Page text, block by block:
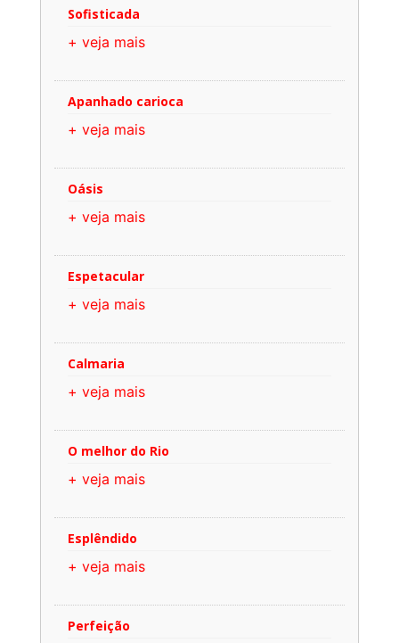
Sofisticada
+ veja mais
Apanhado carioca
+ veja mais
Oásis
+ veja mais
Espetacular
+ veja mais
Calmaria
+ veja mais
O melhor do Rio
+ veja mais
Esplêndido
+ veja mais
Perfeição